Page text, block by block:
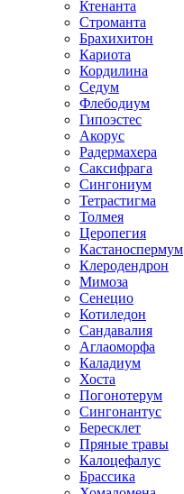
Ктенанта
Строманта
Брахихитон
Кариота
Кордилина
Седум
Флебодиум
Гипоэстес
Акорус
Радермахера
Саксифрага
Сингониум
Тетрастигма
Толмея
Церопегия
Кастаноспермум
Клеродендрон
Мимоза
Сенецио
Котиледон
Сандавалия
Аглаоморфа
Каладиум
Хоста
Погонотерум
Сингонантус
Бересклет
Пряные травы
Калоцефалус
Брассика